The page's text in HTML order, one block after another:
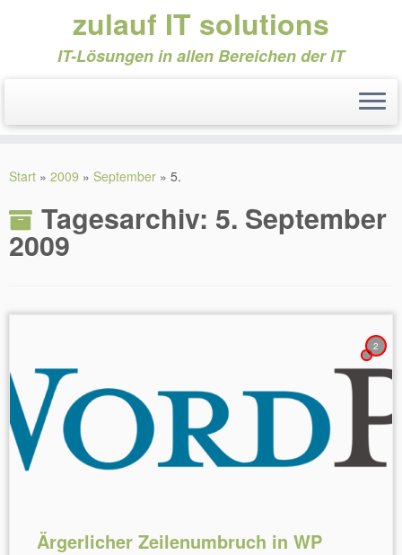
Inhalt
zulauf IT solutions
IT-Lösungen in allen Bereichen der IT
Start » 2009 » September » 5.
Tagesarchiv: 5. September
2009
2
Ärgerlicher Zeilenumbruch in WP